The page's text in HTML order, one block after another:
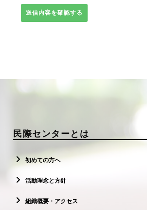
民際センターとは
初めての方へ
活動理念と方針
組織概要・アクセス